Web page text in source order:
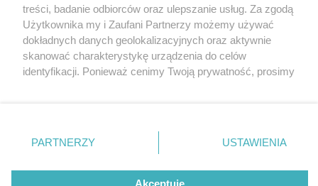
3 / 1
Nie zapomnij
zapoznać się z:
polityką prywatności regulamin korzystania z portali
Twojemiasto
Piekary Śląskie
Chorzów
Tarnowskie Góry
Gliwice
Skontakuj sięz nami
Kontakt
Wydawca
Redakcja
treści, badanie odbiorców oraz ulepszanie usług. Za zgodą
Użytkownika my i Zaufani Partnerzy możemy używać
dokładnych danych geolokalizacyjnych oraz aktywnie
skanować charakterystykę urządzenia do celów
identyfikacji. Ponieważ cenimy Twoją prywatność, prosimy
prywatności znajdujący się w lewym dolnym rogu strony
. Niektóre rodzaje przetwarzania danych nie wymagają
zgody użytkownika, ale masz prawo sprzeciwić się
takiemu przetwarzaniu. Preferencje będą miały
PARTNERZY USTAWIENIA
Akceptuję